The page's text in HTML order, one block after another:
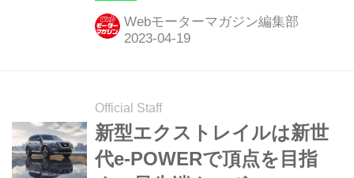
た。
Webモーターマガジン編集部
Official Staff
新型エクストレイルは新世
代e-POWERで頂点を目指